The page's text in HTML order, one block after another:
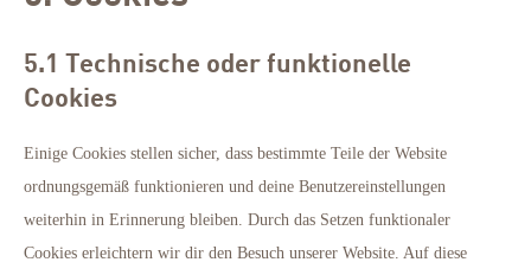
5.1 Technische oder funktionelle
Cookies
Einige Cookies stellen sicher, dass bestimmte Teile der Website
ordnungsgemäß funktionieren und deine Benutzereinstellungen
weiterhin in Erinnerung bleiben. Durch das Setzen funktionaler
Cookies erleichtern wir dir den Besuch unserer Website. Auf diese